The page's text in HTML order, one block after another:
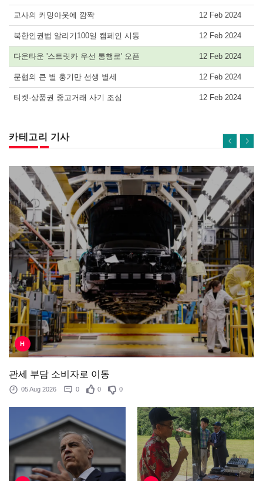
교사의 커밍아웃에 깜짝 12 Feb 2024
북한인권법 알리기100일 캠페인 시동 12 Feb 2024
다운타운 '스트릿카 우선 통행로' 오픈 12 Feb 2024
문협의 큰 별 홍기만 선생 별세 12 Feb 2024
티켓·상품권 중고거래 사기 조심 12 Feb 2024
카테고리 기사
H
관세 부담 소비자로 이동
05 Aug 2026 0 0 0